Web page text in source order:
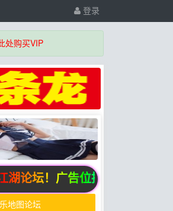
登录
处购买VIP
坛！广告位招商中
地图论坛